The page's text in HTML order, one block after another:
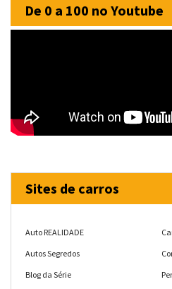
De 0 a 100 no Youtube
Sites de carros
Auto REALIDADE
Autos Segredos
Blog da Série